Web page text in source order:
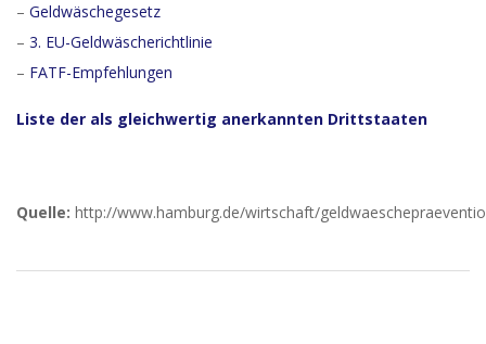
– Geldwäschegesetz
– 3. EU-Geldwäscherichtlinie
– FATF-Empfehlungen
Liste der als gleichwertig anerkannten Drittstaaten
Quelle: http://www.hamburg.de/wirtschaft/